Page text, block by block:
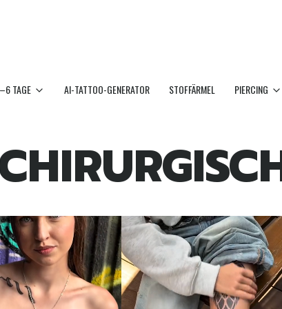
TAGE AI-TATTOO-GENERATOR STOFFÄRMEL PIERCING